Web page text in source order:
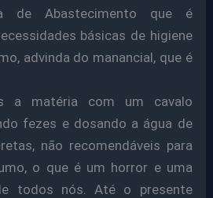
de Abastecimento que é
básicas de higiene
advinda do manancial, que é
a matéria com um cavalo
fezes e dosando a água de
não recomendáveis para
o que é um horror e uma
todos nós. Até o presente